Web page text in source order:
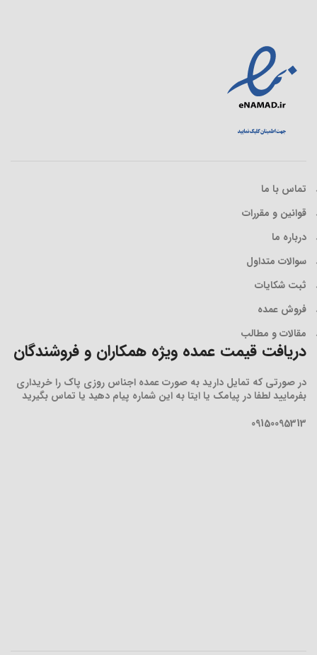
تماس با ما
قوانین و مقررات
درباره ما
سوالات متداول
ثبت شکایات
فروش عمده
مقالات و مطالب
دریافت قیمت عمده ویژه همکاران و فروشندگان
در صورتی که تمایل دارید به صورت عمده اجناس روزی پاک را خریداری
بفرمایید لطفا در پیامک یا ایتا به این شماره پیام دهید یا تماس بگیرید
09150095313